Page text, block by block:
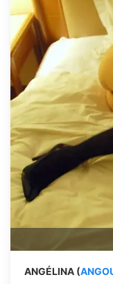
ANGÉLINA (